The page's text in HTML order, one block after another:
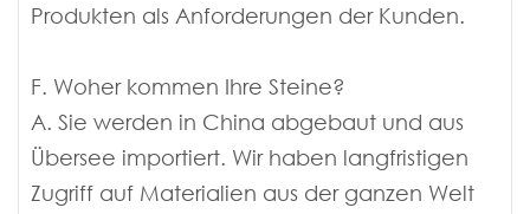
Produkten als Anforderungen der Kunden.
F. Woher kommen Ihre Steine?
A. Sie werden in China abgebaut und aus
Übersee importiert. Wir haben langfristigen
Zugriff auf Materialien aus der ganzen Welt